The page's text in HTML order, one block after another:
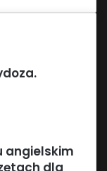
angielskim